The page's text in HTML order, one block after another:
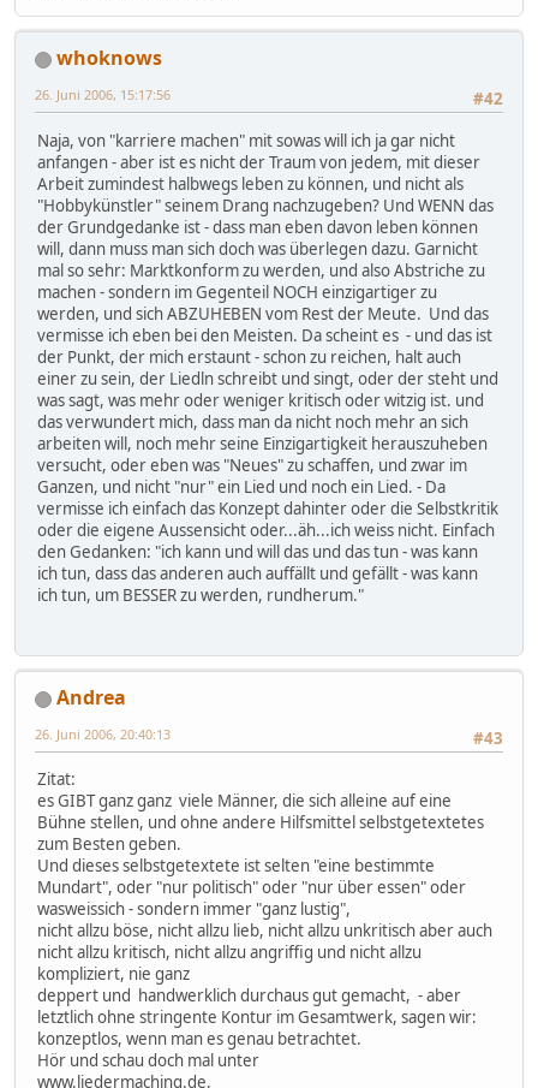
whoknows
#42
26. Juni 2006, 15:17:56
Naja, von "karriere machen" mit sowas will ich ja gar nicht
anfangen - aber ist es nicht der Traum von jedem, mit dieser
Arbeit zumindest halbwegs leben zu können, und nicht als
"Hobbykünstler" seinem Drang nachzugeben? Und WENN das
der Grundgedanke ist - dass man eben davon leben können
will, dann muss man sich doch was überlegen dazu. Garnicht
mal so sehr: Marktkonform zu werden, und also Abstriche zu
machen - sondern im Gegenteil NOCH einzigartiger zu
werden, und sich ABZUHEBEN vom Rest der Meute. Und das
vermisse ich eben bei den Meisten. Da scheint es - und das ist
der Punkt, der mich erstaunt - schon zu reichen, halt auch
einer zu sein, der Liedln schreibt und singt, oder der steht und
was sagt, was mehr oder weniger kritisch oder witzig ist. und
das verwundert mich, dass man da nicht noch mehr an sich
arbeiten will, noch mehr seine Einzigartigkeit herauszuheben
versucht, oder eben was "Neues" zu schaffen, und zwar im
Ganzen, und nicht "nur" ein Lied und noch ein Lied. - Da
vermisse ich einfach das Konzept dahinter oder die Selbstkritik
oder die eigene Aussensicht oder...äh...ich weiss nicht. Einfach
den Gedanken: "ich kann und will das und das tun - was kann
ich tun, dass das anderen auch auffällt und gefällt - was kann
ich tun, um BESSER zu werden, rundherum."
Andrea
#43
26. Juni 2006, 20:40:13
Zitat:
es GIBT ganz ganz viele Männer, die sich alleine auf eine
Bühne stellen, und ohne andere Hilfsmittel selbstgetextetes
zum Besten geben.
Und dieses selbstgetextete ist selten "eine bestimmte
Mundart", oder "nur politisch" oder "nur über essen" oder
wasweissich - sondern immer "ganz lustig",
nicht allzu böse, nicht allzu lieb, nicht allzu unkritisch aber auch
nicht allzu kritisch, nicht allzu angriffig und nicht allzu
kompliziert, nie ganz
deppert und handwerklich durchaus gut gemacht, - aber
letztlich ohne stringente Kontur im Gesamtwerk, sagen wir:
konzeptlos, wenn man es genau betrachtet.
Hör und schau doch mal unter
www.liedermaching.de.